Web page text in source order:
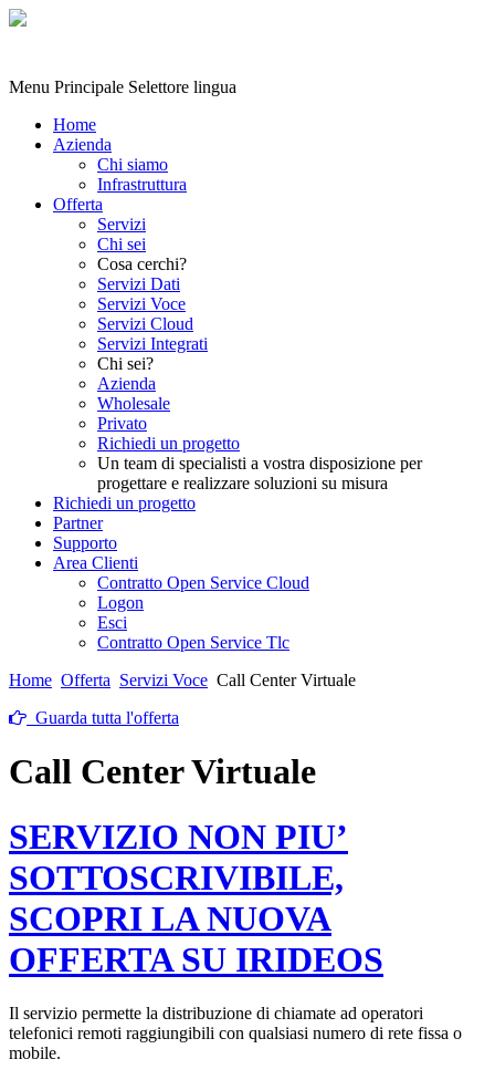
Menu Principale Selettore lingua
Home
Azienda
Chi siamo
Infrastruttura
Offerta
Servizi
Chi sei
Cosa cerchi?
Servizi Dati
Servizi Voce
Servizi Cloud
Servizi Integrati
Chi sei?
Azienda
Wholesale
Privato
Richiedi un progetto
Un team di specialisti a vostra disposizione per
progettare e realizzare soluzioni su misura
Richiedi un progetto
Partner
Supporto
Area Clienti
Contratto Open Service Cloud
Logon
Esci
Contratto Open Service Tlc
Home Offerta Servizi Voce Call Center Virtuale
Guarda tutta l'offerta
Call Center Virtuale
SERVIZIO NON PIU’
SOTTOSCRIVIBILE,
SCOPRI LA NUOVA
OFFERTA SU IRIDEOS
Il servizio permette la distribuzione di chiamate ad operatori
telefonici remoti raggiungibili con qualsiasi numero di rete fissa o
mobile.